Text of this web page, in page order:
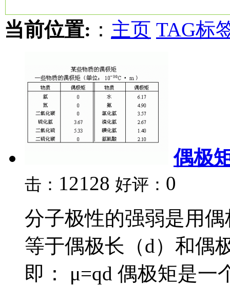
当前位置: ： 主页 TAG标
偶极
击： 12128 好评： 0
分子极性的强弱是用
等于偶极长（d）和偶
即： μ=qd 偶极矩是一